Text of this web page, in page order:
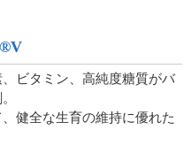
ビタミン、高純度糖質がバ
健全な生育の維持に優れた